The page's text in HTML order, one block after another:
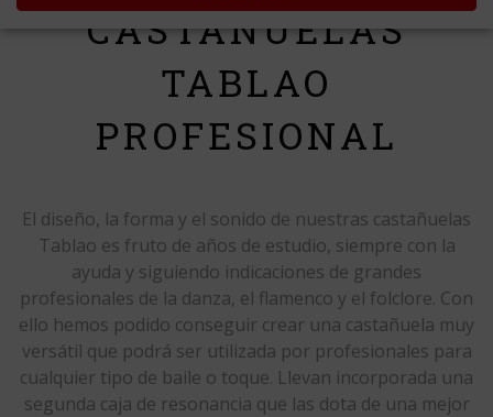
CASTAÑUELAS
TABLAO
PROFESIONAL
El diseño, la forma y el sonido de nuestras castañuelas
Tablao es fruto de años de estudio, siempre con la
ayuda y siguiendo indicaciones de grandes
profesionales de la danza, el flamenco y el folclore. Con
ello hemos podido conseguir crear una castañuela muy
versátil que podrá ser utilizada por profesionales para
cualquier tipo de baile o toque. Llevan incorporada una
segunda caja de resonancia que las dota de una mejor